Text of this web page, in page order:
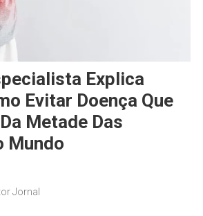
Explica
Evitar Doença Que
Metade Das
Mundo
Jornal